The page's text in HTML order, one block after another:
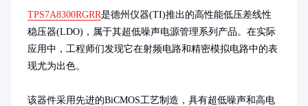
TPS7A8300RGRR是德州仪器(TI)推出的高性能低压差线性
稳压器(LDO)，属于其超低噪声电源管理系列产品。在实际
应用中，工程师们发现它在射频电路和精密模拟电路中的表
现尤为出色。
该器件采用先进的BiCMOS工艺制造，具有超低噪声和高电